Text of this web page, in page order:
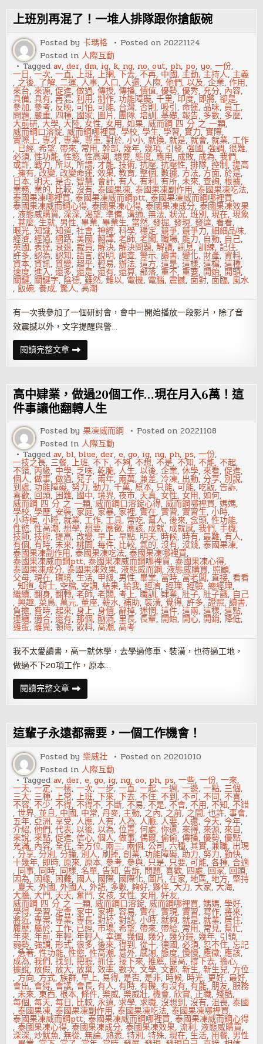
人
並
不
是
草
莓
族！
上班別再混了！一堆人排隊跟你搶飯碗
Posted by卡瑪格 Posted on20221124
Posted in人際互動
Taggedav,der,dm, ig, k, ng, no,out, ph, po,yo,一份,
一日,一次,一直,上班,上網,下去,不再, 中國,主動,主持人,主義
, 之後, 了解,二運,人事,人口,人還,人際,他們,以及,企業,作用,
來台,來源,促進,做過,傳授,傳播,價值,優勢,優秀, 充分, 內容,
具備,具有,再混,利用,制作,功能障礙,千里, 印度, 即將,卻是,
參加,參考, 反映,可怕,可能, 台灣,否則, 吸引,命運, 品味, 員工,
問題,嚴重, 四種, 國家, 圖片, 團隊,培訓,基礎,報告, 多數, 多麼,
大前研,大學,大陸,女性,女用,如果,威而鋼 四 分 之 一顆,
威而鋼口溶錠,威而鋼哪裡買,學校,學生,學習,實力,實際,
實際上,專才,專業,尊重,對於,小小,就換,就是,就會,就業,工作
, 已經,希望,帶來, 常用,幹部,幾年,幾項, 引發,強國,強調,很難,
必須,性功能,性慾,性高潮,想要, 態度,應用,成敗, 成為,我們,
或許,戰力,所以,所謂,才能,技術,抗壓,抗壓性,排隊,控制,提高
,擁有, 改變, 改變命運,效果,教育,整個,數據, 方法, 方面,於是,
日本, 明天,是否,智慧, 會計,有人,有利,有所,未來,查詢,根據,
業務, 業的, 比較,沒有,泰國果凍,泰國果凍副作用,泰國果凍吃法,
泰國果凍哪裡買,泰國果凍威而鋼ptt,泰國果凍威而鋼哪裡買,
泰國果凍威而鋼心得,泰國果凍心得,泰國果凍成分,泰國果凍效果
,液態威購買,深深,渴望,準備,溝通,無法,狀況,班別,現在,現象
,甚麼,生就, 男性,畢業,畢業生, 當然,發掘,發現,發達,看看,
眼光,知識,知道,社會,神經,科學,穩定,競爭,競爭力,細細品味,
經濟,經過,網路,美國,翻譯,老師,老闆,職場, 能力, 自動, 自己,
英國,表達,衰退,裁員,解決,解決問題,解讀,訊息,訓練,記住,
許多,認為,認知,語言,說明,調查,警示,讀書,變化, 財產,資料,
資本,資訊,質變,超乎,輕易,辦法,這方,這是,這樣,這檔,這種,
速度,進入,還多,還是,還有,還算,部落,重不,重要, 開始, 開頭,
關鍵, 關鍵字, 陰德,雖然,難以, 電機, 電腦, 震撼,面對,面臨, 風水
,飯碗,養成,驚人,高潮
有一次我參加了一個研討會，會中一開始播放一段影片，除了音
效震撼以外，文字提醒與警…
閱讀完整文章上
班
別
混
了！
一
堆
人
排
隊
跟
你
搶
飯
碗
高中肄業，做過20個工作…現在月入6萬！這
件事讓他翻轉人生
Posted by果凍威而鋼 Posted on20221108
Posted in人際互動
Taggedav,bl,blue,der,e,go, ig, ng, ph, ps,一份,
一技之長, 三餐,上班,不下,不夠,不想,不是,不知,不能,不起,
不錯, 丙級, 中學, 乏味,乾脆,人生,以後,企業,休學,來看,促進,
個人,做事,做過, 兒子, 兩年, 兩萬,兼差, 冷凍, 出動,分享, 別說,
到處,功能障礙,努力,動力,千萬,原本, 只能,可能, 吃飯,告訴,
喜歡, 回頭, 困難, 國中,境界,夜市, 天真,女性,女用,如何,
威而鋼 四 分 之 一顆,威而鋼口溶錠心得,威而鋼哪裡買,媽媽,
學校,學歷, 安裝, 家庭, 家暴, 家裡,實在,實習,實習生,小時,
小時候,小睡,就業,工作,工具, 常吃,幫人,後來,念頭,性功能,
性慾,性高潮,想學,想要,應徵,應該, 成就, 成就感,我們,手機,
技師,技術,提高, 改變,早上,早點, 明天, 時候, 時有,最難,有人,
有個,有時,未來,桃園,每件, 比較,氣的,沒有,沒錢,泰國果凍,
泰國果凍副作用,泰國果凍吃法,泰國果凍哪裡買,
泰國果凍威而鋼ptt,泰國果凍威而鋼哪裡買,泰國果凍心得,
泰國果凍成分,泰國果凍效果,液態威而鋼,液態威購買, 照顧,
父母,現在,環境,生活, 甲級, 男性,畢業, 當時, 當老闆,直接,看看
,知道,碩士, 空檔, 空調,結果,給我,經濟,經理,經驗,總經理,
繼續,翻身,翻轉,老師,老闆,考上,職訓,肄業,肚子,肚子餓, 自己
,興趣,菜鳥,萬元,董座,薪水,補助,裝潢, 覺得,許多,證照,讀書,
負擔, 費時,起來,身上,身價, 辭掉,迷惘,這件,這兩,這樣,這點,
連續,適合,還有,那個,酗酒,里長,長輩, 開始, 開心, 開銷, 降低,
雞蛋,離異,頓時,飲料,高潮,高考
我不太愛讀書，高一就休學，去學過修車、裝潢，也待過工地，
做過不下20項工作，原本…
閱讀完整文章高
中
肄
做
過
20
個
工
作…
現
在
月
入
6
萬！
這
件
事
讓
他
翻
轉
人
生
這輩子永遠都需要，一個工作機會！
Posted by樂威壯 Posted on20201010
Posted in人際互動
Taggedav,der,e,go, ig, ng,oo, ph, ps,一些,一份,一來,
一天,一定,一樣,一次,一步,一直,一起,一週,一邊,一點, 三個,
三大, 三種,上常,上班,下來,下去,不住,不到,不可,不同,不喜,
不容,不少,不得,不得不,不斷,不易,不是,不會,不用,不知,不錯
,世界,並且, 中國, 中常,丹麥,主動, 之內, 之前, 之間,也許,事會,
五年,亞洲,享受,人應,人有,人為,人脈,人要,人還,今天,今年,
介紹,他們,代表,以後,以為,位置,何處,你還,來得,來源,來自,
來說,來點,促進,信心,個人,做事,偶爾,偷偷,傳播,優勢,優點,
充滿, 內容,全在,全方位, 兩三, 兩個,公司,六種,其實,兼職, 出現
,分享,分別,分鐘, 別人,刷掉,創業,功能障礙,助力,努力,勤快,
十幾年, 即時,原來,原本,參考,參與, 只是, 只要,可能,各種,合適
, 同事, 同時, 同樣,名單,告知,告訴, 問題,喜歡, 四處, 回家, 回頭,
因為, 因緣, 困難, 國人, 國際, 國際化, 圖片,在家,地區,地方,堅持
, 夏天,外國,外國人,外語, 多數,夠好,夥伴,大力,大家,大海,
大膽,大門, 天天,奮鬥,女孩,女性,女用,好友,
威而鋼 四 分 之 一顆,威而鋼口溶錠,威而鋼哪裡買,媽媽,學好,
學得,學習, 定會, 家中, 家裡,容易,實在,實現,實習,寫作,將來,
將近,專案,專業,專長,對於,對話,小時,就夠,就是,就業,居住,
履歷,屬於,工作, 已經,市場,希望,帶來,帶給, 常用, 常見,幫忙,
年來,年前,年輕,年輕人,幸運,幾個,幾分,幾分鐘,幾年, 引領,
弱勢,強調,形式,很多,後來,得到,從十,德國,必須, 忍不住,忘記
,急著,性功能,性慾,性高潮, 意外,感謝, 態度,慢慢,應徵,應該,
成為,我們,找到,把握,抓住,接下來,推薦,提高,撐下去,擔心,
據說,放假,放大,放棄,效率,數次,文學,文都,新生,新生兒, 方位
, 方向, 方式,族群,早上,易得,是否,是非, 時候, 時光, 更好,最好,
會出, 會得, 會議, 會長,有人,有時,有機,有沒有,有能,朋友,服務
,未來,東西,根本,條件,樂威,樂威壯,機會,欣賞,正職,殘酷,
每個,每天,每日, 比較,永遠,求學,求職,沒想到,沒有,沮喪,泰國
,泰國果凍,泰國果凍副作用,泰國果凍吃法,泰國果凍哪裡買,
泰國果凍威而鋼ptt,泰國果凍威而鋼哪裡買,泰國果凍威而鋼心得
,泰國果凍心得,泰國果凍成分,泰國果凍效果,流利,液態威購買,
深深,炒魷魚,無從,無論,熟悉,特別,特殊,現在,生活, 用餐, 男性